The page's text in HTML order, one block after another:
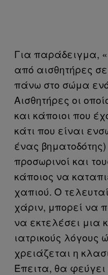
Για παράδειγμα,
από αισθητήρες
πάνω στο σώμα
Αισθητήρες οι
και κάποιοι που
κάτι που είναι
ένας βηματοδότης)
προσωρινοί και
κάποιος να
χαπιού. Ο
χάριν, μπορεί να
να εκτελέσει μια
ιατρικούς λόγους
χρειάζεται η
Έπειτα, θα